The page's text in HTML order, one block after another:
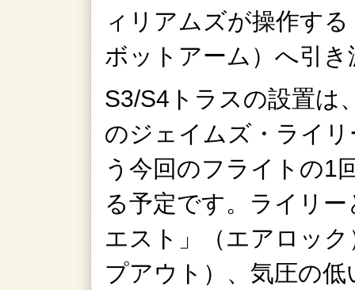
ィリアムズが操作す
ボットアーム）へ引
S3/S4トラスの設置は
のジェイムズ・ライ
う今回のフライトの1
る予定です。ライリ
エスト」（エアロッ
プアウト）、気圧の